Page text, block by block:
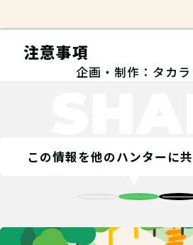
06ステップ6
注意事項
企画・制作：タカラ
この情報を他のハンターに